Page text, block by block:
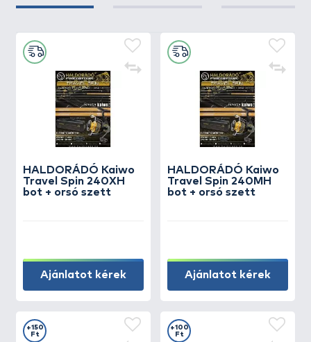
HALDORÁDÓ Kaiwo
Travel Spin 240XH
bot + orsó szett
Ajánlatot kérek
HALDORÁDÓ Kaiwo
Travel Spin 240MH
bot + orsó szett
Ajánlatot kérek
+150
Ft
+100
Ft